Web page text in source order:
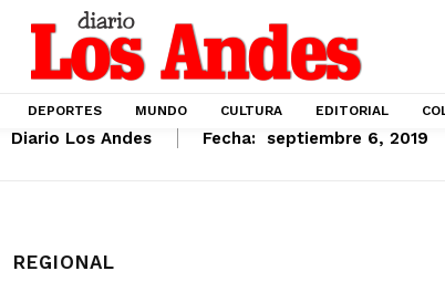
DEPORTES MUNDO CULTURA EDITORIAL
Diario Los Andes Fecha: septiembre 6, 2019
REGIONAL